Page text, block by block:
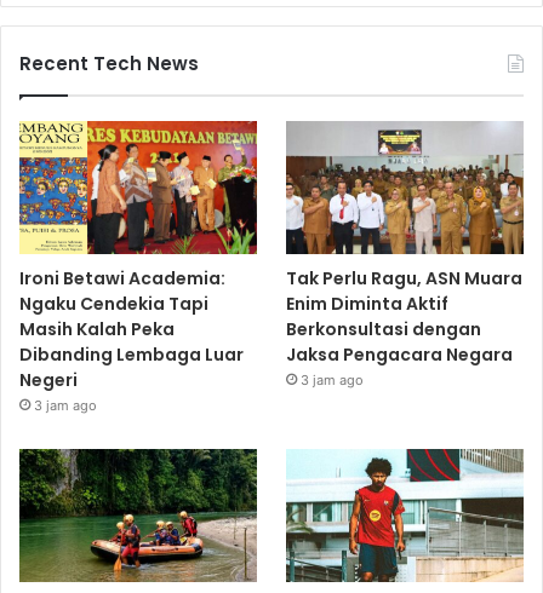
Recent Tech News
Ironi Betawi Academia:
Ngaku Cendekia Tapi
Masih Kalah Peka
Dibanding Lembaga Luar
Negeri
3 jam ago
Tak Perlu Ragu, ASN Muara
Enim Diminta Aktif
Berkonsultasi dengan
Jaksa Pengacara Negara
3 jam ago